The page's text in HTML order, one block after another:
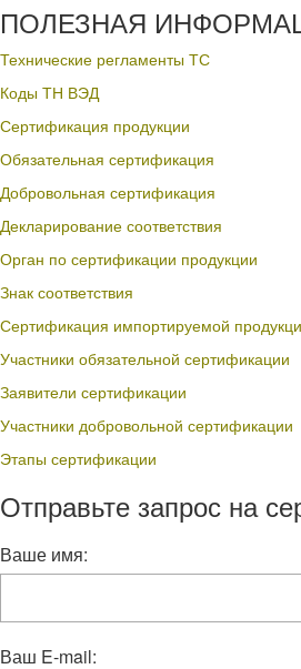
ПОЛЕЗНАЯ
Технические регламенты ТС
Коды ТН ВЭД
Сертификация продукции
Обязательная сертификация
Добровольная сертификация
Декларирование соответствия
Орган по сертификации продукции
Знак соответствия
Сертификация импортируемой
Участники обязательной сертификации
Заявители сертификации
Участники добровольной сертификации
Этапы сертификации
Отправьте запрос на
Ваше имя:
Ваш E-mail: